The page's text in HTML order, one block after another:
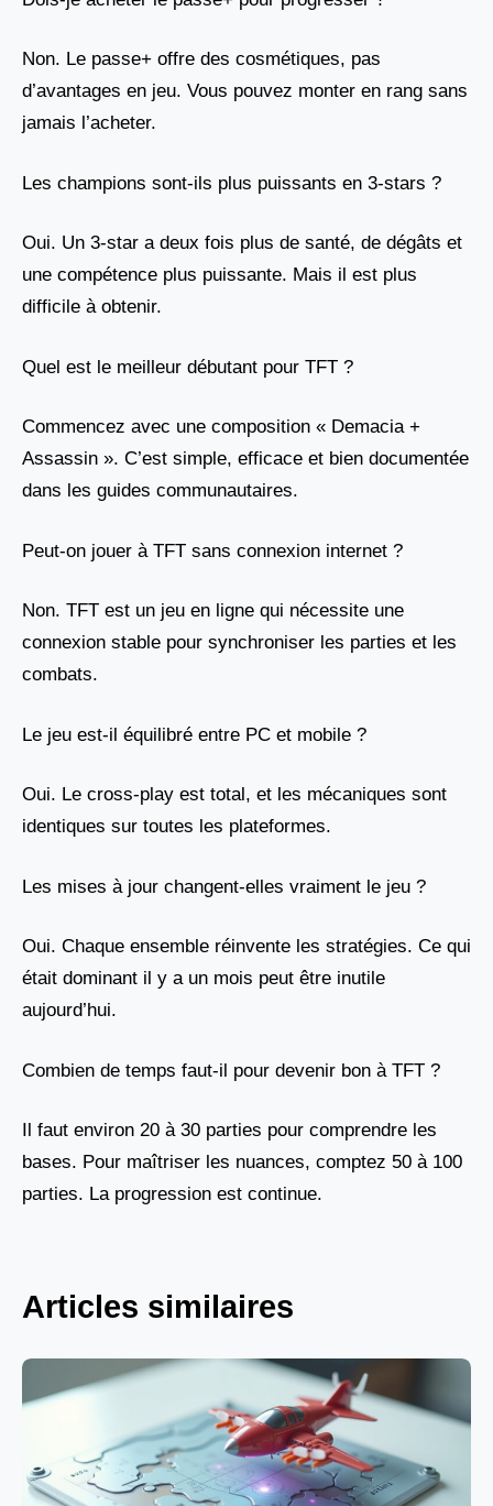
Non. Le passe+ offre des cosmétiques, pas
d’avantages en jeu. Vous pouvez monter en rang sans
jamais l’acheter.
Les champions sont-ils plus puissants en 3-stars ?
Oui. Un 3-star a deux fois plus de santé, de dégâts et
une compétence plus puissante. Mais il est plus
difficile à obtenir.
Quel est le meilleur débutant pour TFT ?
Commencez avec une composition « Demacia +
Assassin ». C’est simple, efficace et bien documentée
dans les guides communautaires.
Peut-on jouer à TFT sans connexion internet ?
Non. TFT est un jeu en ligne qui nécessite une
connexion stable pour synchroniser les parties et les
combats.
Le jeu est-il équilibré entre PC et mobile ?
Oui. Le cross-play est total, et les mécaniques sont
identiques sur toutes les plateformes.
Les mises à jour changent-elles vraiment le jeu ?
Oui. Chaque ensemble réinvente les stratégies. Ce qui
était dominant il y a un mois peut être inutile
aujourd’hui.
Combien de temps faut-il pour devenir bon à TFT ?
Il faut environ 20 à 30 parties pour comprendre les
bases. Pour maîtriser les nuances, comptez 50 à 100
parties. La progression est continue.
Articles similaires